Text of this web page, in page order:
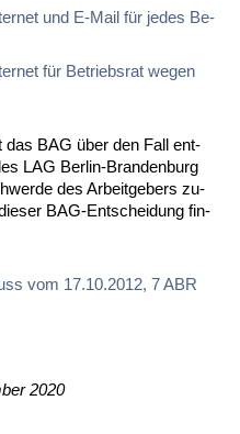
und E-Mail für je­des Be­
für Be­triebs­rat we­gen
das BAG über den Fall ent­
LAG Ber­lin-Bran­den­burg
des Ar­beit­ge­bers zu­
BAG-Ent­schei­dung fin­
vom 17.10.2012, 7 ABR
2020